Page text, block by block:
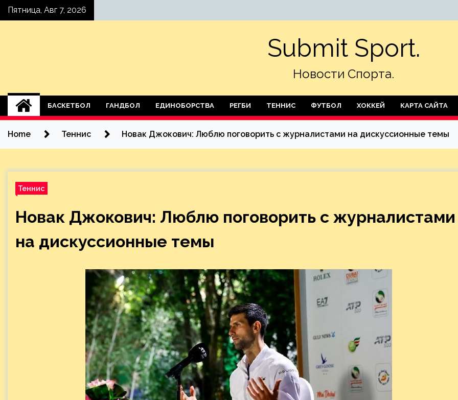
SkipПятница, Авг 7, 2026
Submit Sport.
Новости Спорта.
БАСКЕТБОЛ ГАНДБОЛ ЕДИНОБОРСТВА РЕГБИ ТЕННИС ФУТБОЛ ХОККЕЙ КАРТА САЙТА
Home Теннис Новак Джокович: Люблю поговорить с журналистами на дискуссионные темы
Теннис
Новак Джокович: Люблю поговорить с журналистами
на дискуссионные темы